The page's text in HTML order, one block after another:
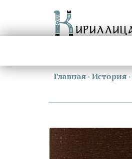
Главная ›История ›